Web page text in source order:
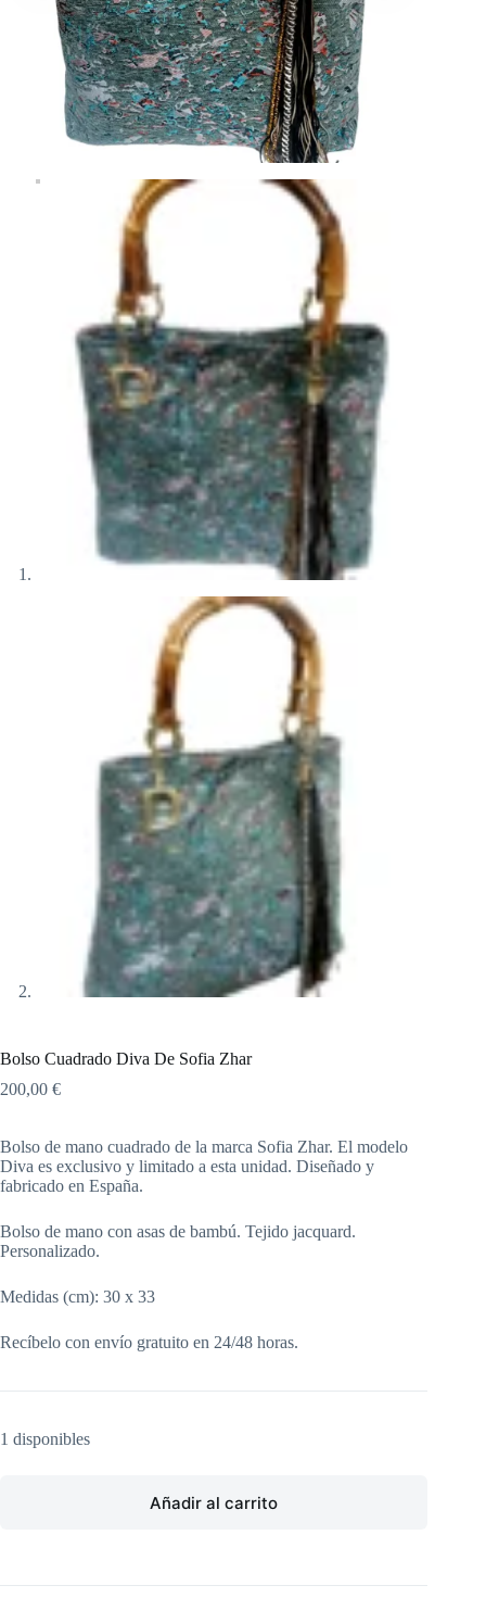
Bolso Cuadrado Diva De Sofia Zhar
200,00 €
Bolso de mano cuadrado de la marca Sofia Zhar. El modelo
Diva es exclusivo y limitado a esta unidad. Diseñado y
fabricado en España.
Bolso de mano con asas de bambú. Tejido jacquard.
Personalizado.
Medidas (cm): 30 x 33
Recíbelo con envío gratuito en 24/48 horas.
1 disponibles
Añadir al carrito